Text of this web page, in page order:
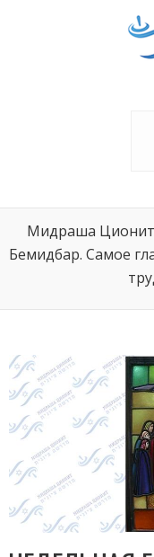
Мидраша Ционит
Бемидбар. Самое